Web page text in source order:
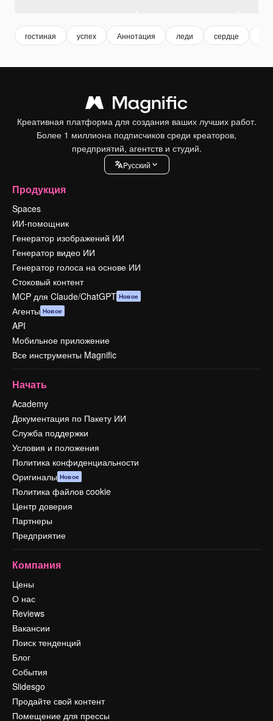
гостиная успех Аннотация леди сердце
Креативная платформа для создания ваших лучших работ.
Более 1 миллиона подписчиков среди креаторов,
предприятий, агентств и студий.
Pусский
Продукция
Spaces
ИИ-помощник
Генератор изображений ИИ
Генератор видео ИИ
Генератор голоса на основе ИИ
Стоковый контент
MCP для Claude/ChatGPT Новое
Агенты Новое
API
Мобильное приложение
Все инструменты Magnific
Начать
Academy
Документация по Пакету ИИ
Служба поддержки
Условия и положения
Политика конфиденциальности
Оригиналы Новое
Политика файлов cookie
Центр доверия
Партнеры
Предприятие
Компания
Цены
О нас
Reviews
Вакансии
Поиск тенденций
Блог
События
Slidesgo
Продайте свой контент
Помещение для прессы